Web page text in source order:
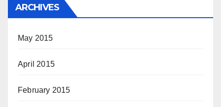
ARCHIVES
May 2015
April 2015
February 2015